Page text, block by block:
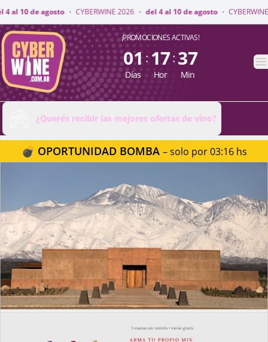
2026 · del 4 al 10 de agosto · CYBERWINE 2026 · del 4 al 10 de
CyberWine ¡PROMOCIONES ACTIVAS!
01
Días
: 17
Hor
: 37
Min
¿Querés recibir las mejores ofertas de vino?
💣 OPORTUNIDAD BOMBA – solo por 03:16 hs